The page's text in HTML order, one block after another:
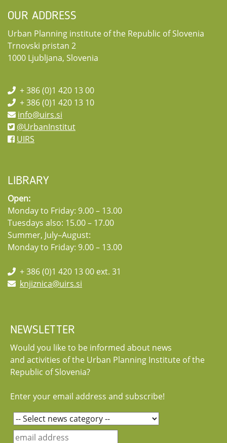
OUR ADDRESS
Urban Planning institute of the Republic of Slovenia
Trnovski pristan 2
1000 Ljubljana, Slovenia
+ 386 (0)1 420 13 00
+ 386 (0)1 420 13 10
info@uirs.si
@UrbanInstitut
UIRS
LIBRARY
Open:
Monday to Friday: 9.00 – 13.00
Tuesdays also: 15.00 – 17.00
Summer, July–August:
Monday to Friday: 9.00 – 13.00
+ 386 (0)1 420 13 00 ext. 31
knjiznica@uirs.si
NEWSLETTER
Would you like to be informed about news
and activities of the Urban Planning Institute of the
Republic of Slovenia?
Enter your email address and subscribe!